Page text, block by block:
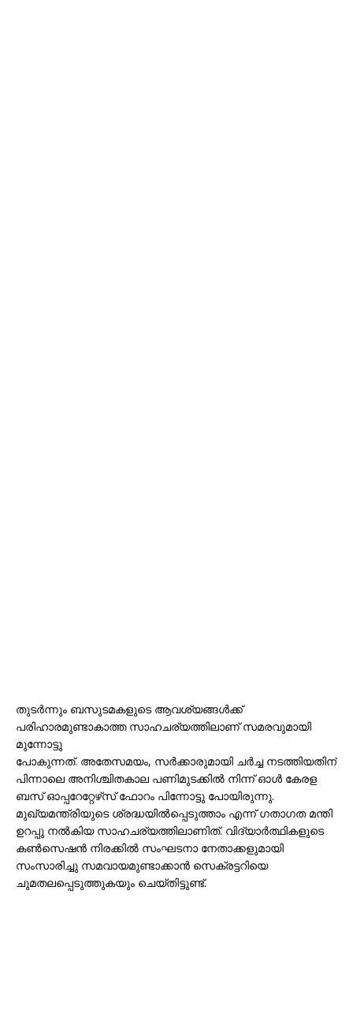
തുടര്‍ന്നും ബസുടമകളുടെ ആവശ്യങ്ങള്‍ക്ക്
പരിഹാരമുണ്ടാകാത്ത സാഹചര്യത്തിലാണ് സമരവുമായി
മുന്നോട്ടു
പോകുന്നത്. അതേസമയം, സര്‍ക്കാരുമായി ചര്‍ച്ച നടത്തിയതിന്
പിന്നാലെ അനിശ്ചിതകാല പണിമുടക്കില്‍ നിന്ന് ഓള്‍ കേരള
ബസ് ഓപ്പറേറ്റേഴ്‌സ് ഫോറം പിന്നോട്ടു പോയിരുന്നു.
മുഖ്യമന്ത്രിയുടെ ശ്രദ്ധയില്‍പ്പെടുത്താം എന്ന് ഗതാഗത മന്തി
ഉറപ്പു നല്‍കിയ സാഹചര്യത്തിലാണിത്. വിദ്യാര്‍ത്ഥികളുടെ
കണ്‍സെഷന്‍ നിരക്കില്‍ സംഘടനാ നേതാക്കളുമായി
സംസാരിച്ചു സമവായമുണ്ടാക്കാന്‍ സെക്രട്ടറിയെ
ചുമതലപ്പെടുത്തുകയും ചെയ്തിട്ടുണ്ട്.